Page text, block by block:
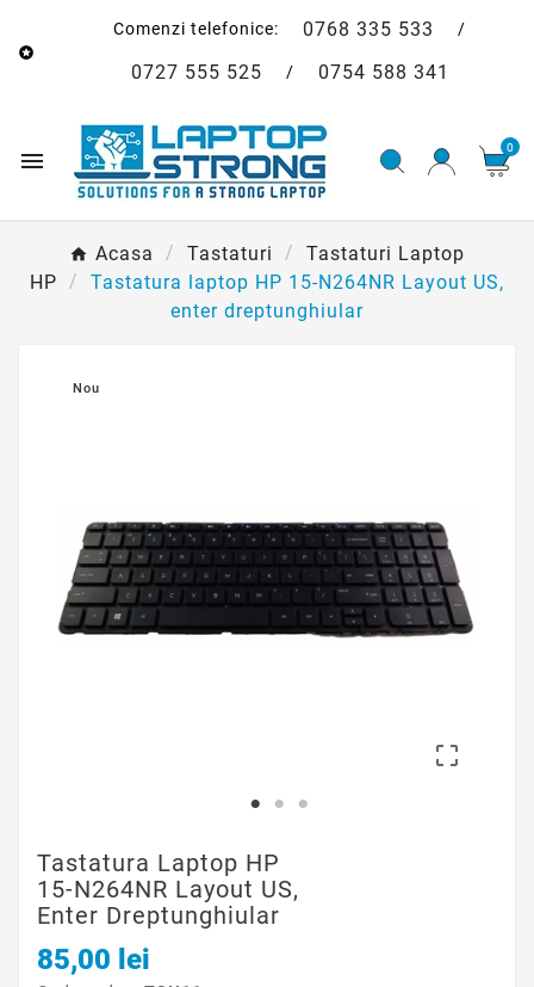

Comenzi telefonice: 0768 335 533
0727 555 525 / 0754 588 341
 0
Acasa Tastaturi
Tastaturi Laptop
HP
Tastatura laptop HP 15-N264NR Layout US,
enter dreptunghiular
Nou

Tastatura Laptop HP
15-N264NR Layout US,
Enter Dreptunghiular
85,00 lei